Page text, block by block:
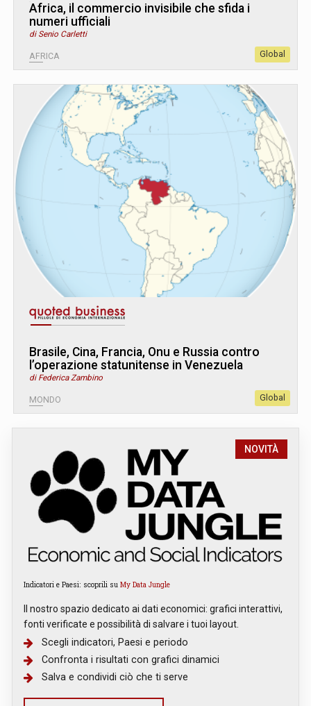
Africa, il commercio invisibile che sfida i
numeri ufficiali
di Senio Carletti
AFRICA Global
Brasile, Cina, Francia, Onu e Russia contro
l’operazione statunitense in Venezuela
di Federica Zambino
MONDO Global
NOVITÀ
Indicatori e Paesi: scoprili su My Data Jungle
Il nostro spazio dedicato ai dati economici: grafici interattivi,
fonti verificate e possibilità di salvare i tuoi layout.
Scegli indicatori, Paesi e periodo
Confronta i risultati con grafici dinamici
Salva e condividi ciò che ti serve